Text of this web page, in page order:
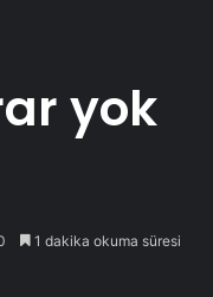
yok
1 dakika okuma süresi